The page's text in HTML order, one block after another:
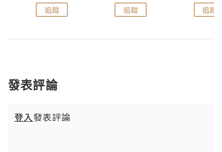
追蹤 追蹤 追蹤
發表評論
登入發表評論